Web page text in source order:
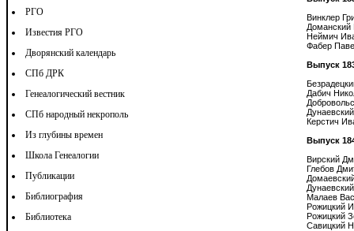
РГО
Известия РГО
Дворянский календарь
СПб ДРК
Генеалогический вестник
СПб народный некрополь
Из глубины времен
Школа Генеалогии
Публикации
Библиография
Библиотека
Винклер
Неймич
Фабер
Выпуск
Дабич
Керстич
Выпуск
Вирский
Глебов
Малаев
Рожицкий
Рожицкий
Савицкий